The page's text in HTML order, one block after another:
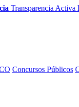
Transparencia Activa
Concursos Públicos